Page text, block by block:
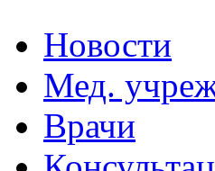
Новости
Мед.
Врачи